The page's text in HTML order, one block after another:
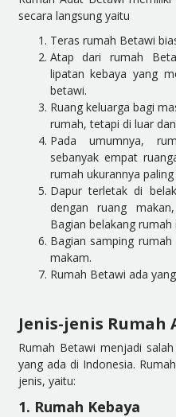
secara langsung yaitu
Teras rumah Betawi
Atap dari rumah
lipatan kebaya yang
betawi.
Ruang keluarga bagi
rumah, tetapi di luar
Pada umumnya,
sebanyak empat
rumah ukurannya paling
Dapur terletak di
dengan ruang
Bagian belakang
Bagian samping
makam.
Rumah Betawi ada
Jenis-jenis Rumah
Rumah Betawi menjadi
yang ada di Indonesia.
jenis, yaitu:
1. Rumah Kebaya